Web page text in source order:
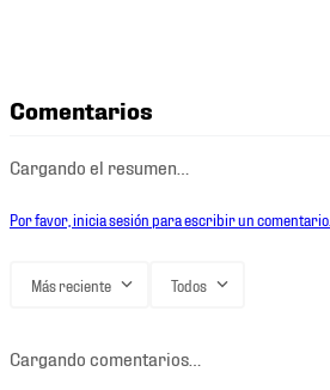
Comentarios
Cargando el resumen…
Por favor, inicia sesión para escribir un comentario.
Más reciente Todos
Cargando comentarios…